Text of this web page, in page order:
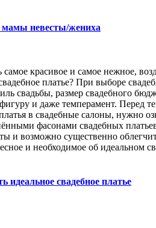
мамы невесты/жениха
самое красивое и самое нежное,
платье? При выборе
свадьбы, размер свадебного
и даже темперамент. Перед
в свадебные салоны, нужно
фасонами свадебных
и возможно существенно
и необходимое об идеальном
идеальное свадебное платье